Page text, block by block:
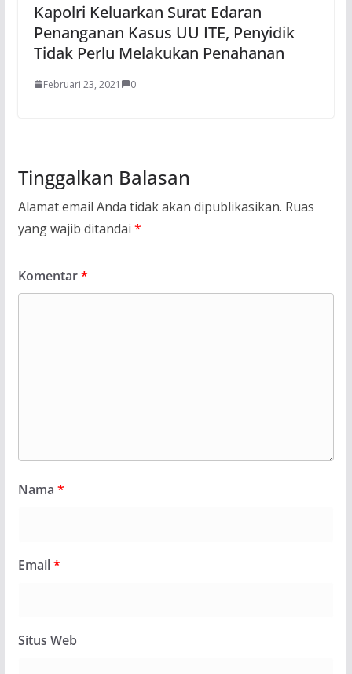
Kapolri Keluarkan Surat Edaran
Penanganan Kasus UU ITE, Penyidik
Tidak Perlu Melakukan Penahanan
Februari 23, 2021 0
Tinggalkan Balasan
Alamat email Anda tidak akan dipublikasikan. Ruas
yang wajib ditandai *
Komentar*
Nama *
Email*
Situs Web